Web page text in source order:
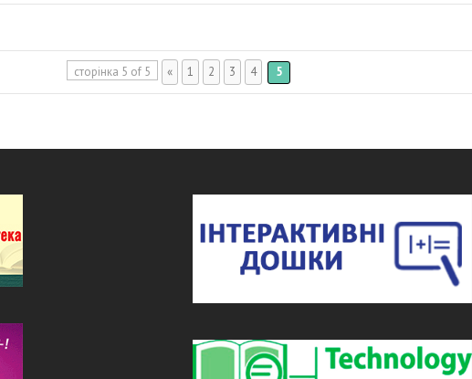
сторінка 5 of 5 « 1 2 3 4 5